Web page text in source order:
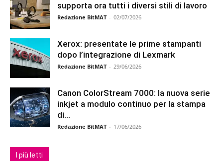
supporta ora tutti i diversi stili di lavoro
Redazione BitMAT - 02/07/2026
Xerox: presentate le prime stampanti
dopo l’integrazione di Lexmark
Redazione BitMAT - 29/06/2026
Canon ColorStream 7000: la nuova serie
inkjet a modulo continuo per la stampa
di...
Redazione BitMAT - 17/06/2026
I più letti